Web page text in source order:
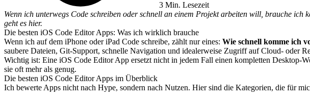
3 Min. Lesezeit
Wenn ich unterwegs Code schreiben oder schnell an einem Projekt arbeiten will, brauche
geht es hier.
Die besten iOS Code Editor Apps: Was ich wirklich brauche
Wenn ich auf dem iPhone oder iPad Code schreibe, zählt nur eines: Wie schnell komme ich
saubere Dateien, Git-Support, schnelle Navigation und idealerweise Zugriff auf Cloud- oder
Wichtig ist: Eine iOS Code Editor App ersetzt nicht in jedem Fall einen kompletten
sie oft mehr als genug.
Die besten iOS Code Editor Apps im Überblick
Ich bewerte Apps nicht nach Hype, sondern nach Nutzen. Hier sind die Kategorien, die für